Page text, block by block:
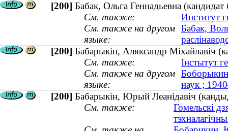
[200] Бабак, Ольга Геннадьевна
См. также:
Институт
См. также на другом
языке:
Бабак,
[200] Бабарыкін, Аляксандр Міхайлавіч
См. также:
Інстытут
См. также на другом
языке:
наук ;
[200] Бабарыкін, Юрый Леанідавіч
См. также:
Гомельскі